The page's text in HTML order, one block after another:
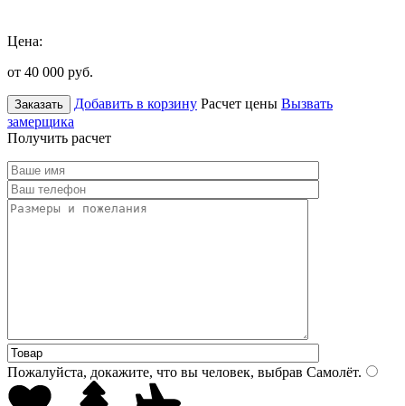
Цена:
от 40 000 руб.
Заказать Добавить в корзину Расчет цены Вызвать
замерщика
Получить расчет
Пожалуйста, докажите, что вы человек, выбрав Самолёт.